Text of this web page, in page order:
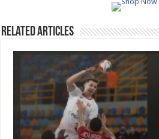
Related Articles